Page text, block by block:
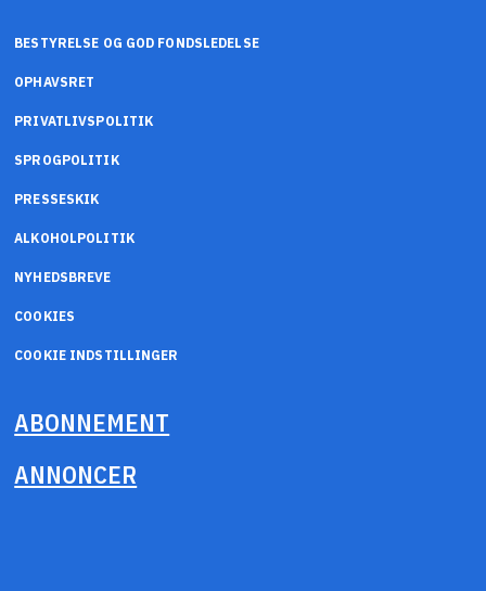
BESTYRELSE OG GOD FONDSLEDELSE
OPHAVSRET
PRIVATLIVSPOLITIK
SPROGPOLITIK
PRESSESKIK
ALKOHOLPOLITIK
NYHEDSBREVE
COOKIES
COOKIE INDSTILLINGER
ABONNEMENT
ANNONCER